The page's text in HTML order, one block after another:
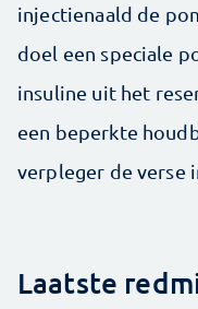
injectienaald de
doel een speciale
insuline uit het
een beperkte
verpleger de verse
Laatste